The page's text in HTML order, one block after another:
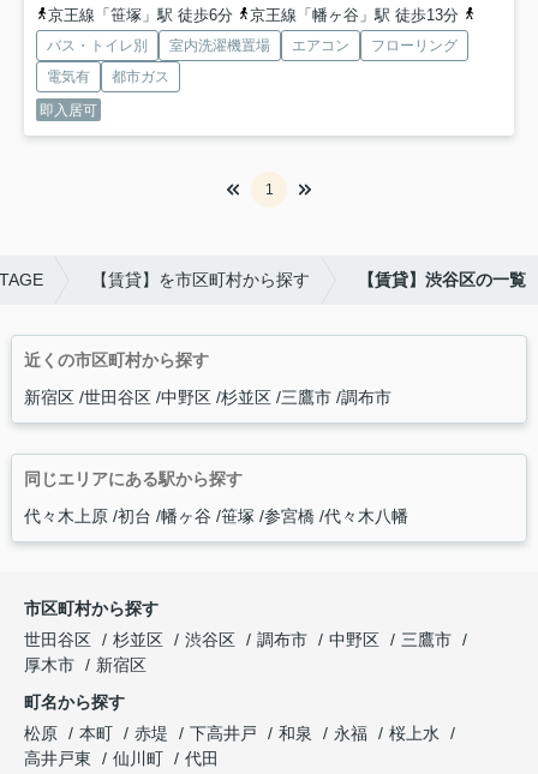
京王線「笹塚」駅 徒歩6分
京王線「幡ヶ谷」駅 徒歩13分
バス・トイレ別 室内洗濯機置場 エアコン
フローリング
電気有
都市ガス
即入居可
1
【賃貸】を市区町村から探す 【賃貸】渋谷区の一覧
近くの市区町村から探す
新宿区 世田谷区 中野区 杉並区 三鷹市 調布市
同じエリアにある駅から探す
代々木上原 初台 幡ヶ谷 笹塚 参宮橋 代々木八幡
市区町村から探す
世田谷区
杉並区 渋谷区 調布市 中野区
三鷹市
厚木市
新宿区
町名から探す
松原
本町 赤堤 下高井戸 和泉 永福
桜上水
高井戸東
仙川町
代田